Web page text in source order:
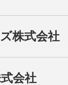
株式会社
会社